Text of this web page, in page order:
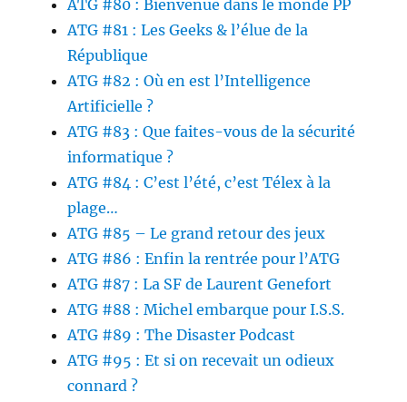
ATG #80 : Bienvenue dans le monde PP
ATG #81 : Les Geeks & l’élue de la
République
ATG #82 : Où en est l’Intelligence
Artificielle ?
ATG #83 : Que faites-vous de la sécurité
informatique ?
ATG #84 : C’est l’été, c’est Télex à la
plage…
ATG #85 – Le grand retour des jeux
ATG #86 : Enfin la rentrée pour l’ATG
ATG #87 : La SF de Laurent Genefort
ATG #88 : Michel embarque pour I.S.S.
ATG #89 : The Disaster Podcast
ATG #95 : Et si on recevait un odieux
connard ?